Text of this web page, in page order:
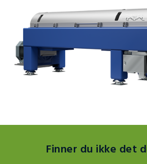
Finner du ikke det